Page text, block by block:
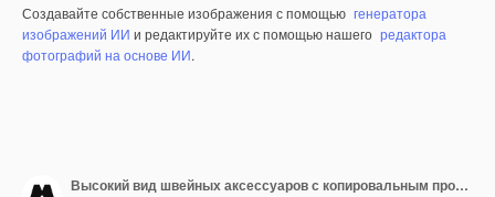
Создавайте собственные изображения с помощью генератора
изображений ИИ и редактируйте их с помощью нашего редактора
фотографий на основе ИИ.
Высокий вид швейных аксессуаров с копировальным пространством